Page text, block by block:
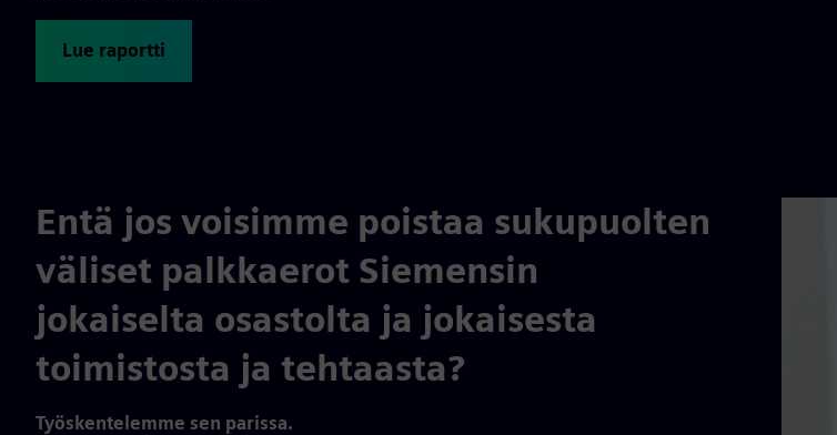
Lue raportti
Entä jos voisimme poistaa sukupuolten
väliset palkkaerot Siemensin
jokaiselta osastolta ja jokaisesta
toimistosta ja tehtaasta?
Työskentelemme sen parissa.